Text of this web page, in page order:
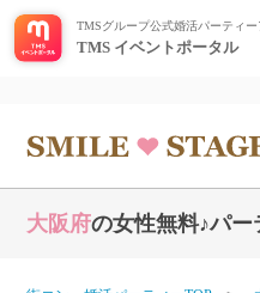
ログイン
はじめての方へ
TMSグループ公式婚活パーティー
TMS イベントポータル
大阪府の女性無料♪パ